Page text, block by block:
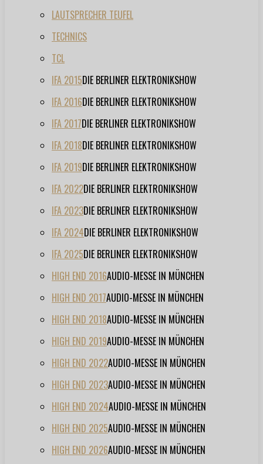
LAUTSPRECHER TEUFEL
TECHNICS
TCL
IFA 2015DIE BERLINER ELEKTRONIKSHOW
IFA 2016DIE BERLINER ELEKTRONIKSHOW
IFA 2017DIE BERLINER ELEKTRONIKSHOW
IFA 2018DIE BERLINER ELEKTRONIKSHOW
IFA 2019DIE BERLINER ELEKTRONIKSHOW
IFA 2022DIE BERLINER ELEKTRONIKSHOW
IFA 2023DIE BERLINER ELEKTRONIKSHOW
IFA 2024DIE BERLINER ELEKTRONIKSHOW
IFA 2025DIE BERLINER ELEKTRONIKSHOW
HIGH END 2016AUDIO-MESSE IN MÜNCHEN
HIGH END 2017AUDIO-MESSE IN MÜNCHEN
HIGH END 2018AUDIO-MESSE IN MÜNCHEN
HIGH END 2019AUDIO-MESSE IN MÜNCHEN
HIGH END 2022AUDIO-MESSE IN MÜNCHEN
HIGH END 2023AUDIO-MESSE IN MÜNCHEN
HIGH END 2024AUDIO-MESSE IN MÜNCHEN
HIGH END 2025AUDIO-MESSE IN MÜNCHEN
HIGH END 2026AUDIO-MESSE IN MÜNCHEN